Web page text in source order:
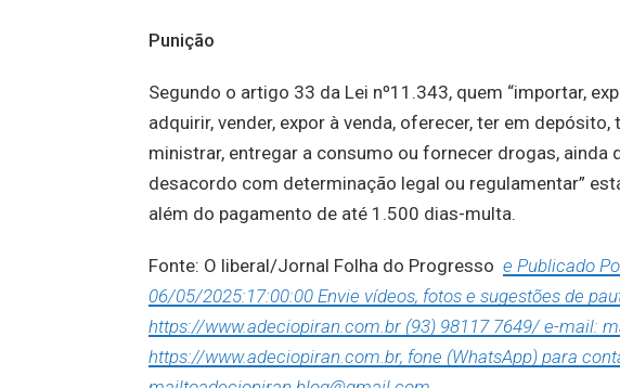
Punição
Segundo o artigo 33 da Lei nº11.343, quem “importar,
adquirir, vender, expor à venda, oferecer, ter em
ministrar, entregar a consumo ou fornecer drogas,
desacordo com determinação legal ou regulamentar”
além do pagamento de até 1.500 dias-multa.
Fonte: O liberal/Jornal Folha do Progresso e Publicado
06/05/2025:17:00:00 Envie vídeos, fotos e sugestões de
https://www.adeciopiran.com.br (93) 98117 7649/ e-mail:
https://www.adeciopiran.com.br, fone (WhatsApp) para